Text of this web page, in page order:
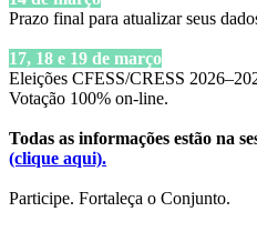
Prazo final para atualizar seus
17, 18 e 19 de março
Eleições CFESS/CRESS
Votação 100% on-line.
Todas as informações estão na
(clique aqui).
Participe. Fortaleça o Conjunto.